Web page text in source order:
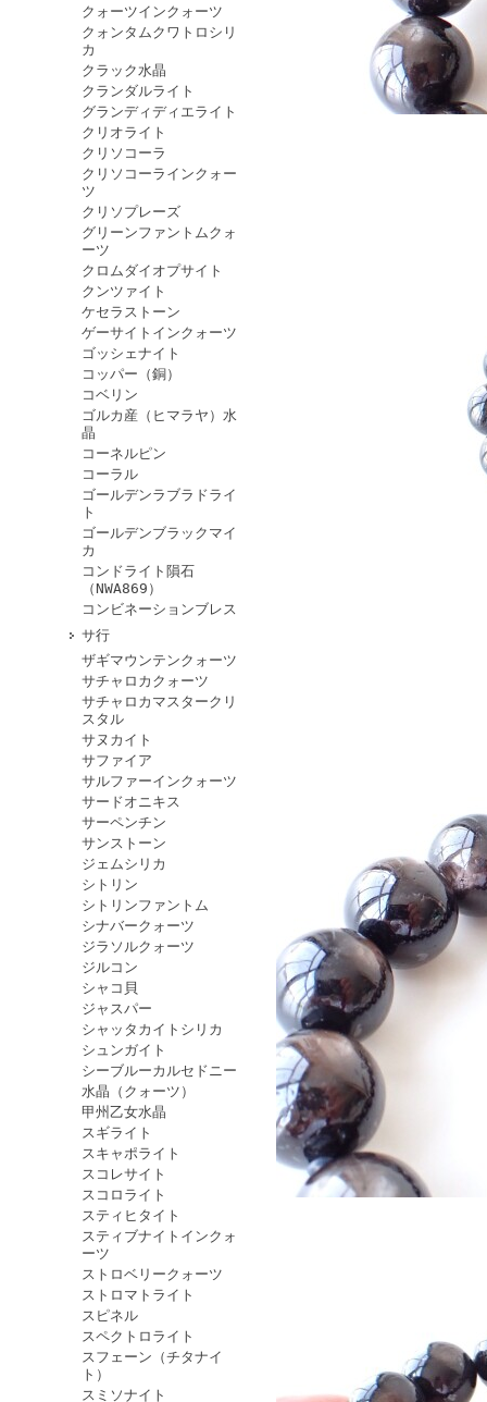
クォーツインクォーツ
クォンタムクワトロシリ
カ
クラック水晶
クランダルライト
グランディディエライト
クリオライト
クリソコーラ
クリソコーラインクォー
ツ
クリソプレーズ
グリーンファントムクォ
ーツ
クロムダイオプサイト
クンツァイト
ケセラストーン
ゲーサイトインクォーツ
ゴッシェナイト
コッパー（銅）
コベリン
ゴルカ産（ヒマラヤ）水
晶
コーネルピン
コーラル
ゴールデンラブラドライ
ト
ゴールデンブラックマイ
カ
コンドライト隕石
（NWA869）
コンビネーションブレス
サ行
ザギマウンテンクォーツ
サチャロカクォーツ
サチャロカマスタークリ
スタル
サヌカイト
サファイア
サルファーインクォーツ
サードオニキス
サーペンチン
サンストーン
ジェムシリカ
シトリン
シトリンファントム
シナバークォーツ
ジラソルクォーツ
ジルコン
シャコ貝
ジャスパー
シャッタカイトシリカ
シュンガイト
シーブルーカルセドニー
水晶（クォーツ）
甲州乙女水晶
スギライト
スキャポライト
スコレサイト
スコロライト
スティヒタイト
スティブナイトインクォ
ーツ
ストロベリークォーツ
ストロマトライト
スピネル
スペクトロライト
スフェーン（チタナイ
ト）
スミソナイト